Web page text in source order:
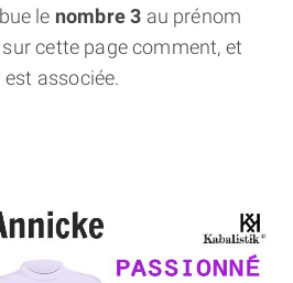
le nombre 3 au prénom
cette page comment, et
associée.
APPROFONDI
TEMPOREL
« DOUBLE JE »